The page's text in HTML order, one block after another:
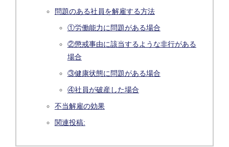
問題のある社員を解雇する方法
①労働能力に問題がある場合
②懲戒事由に該当するような非行がある
場合
③健康状態に問題がある場合
④社員が破産した場合
不当解雇の効果
関連投稿: